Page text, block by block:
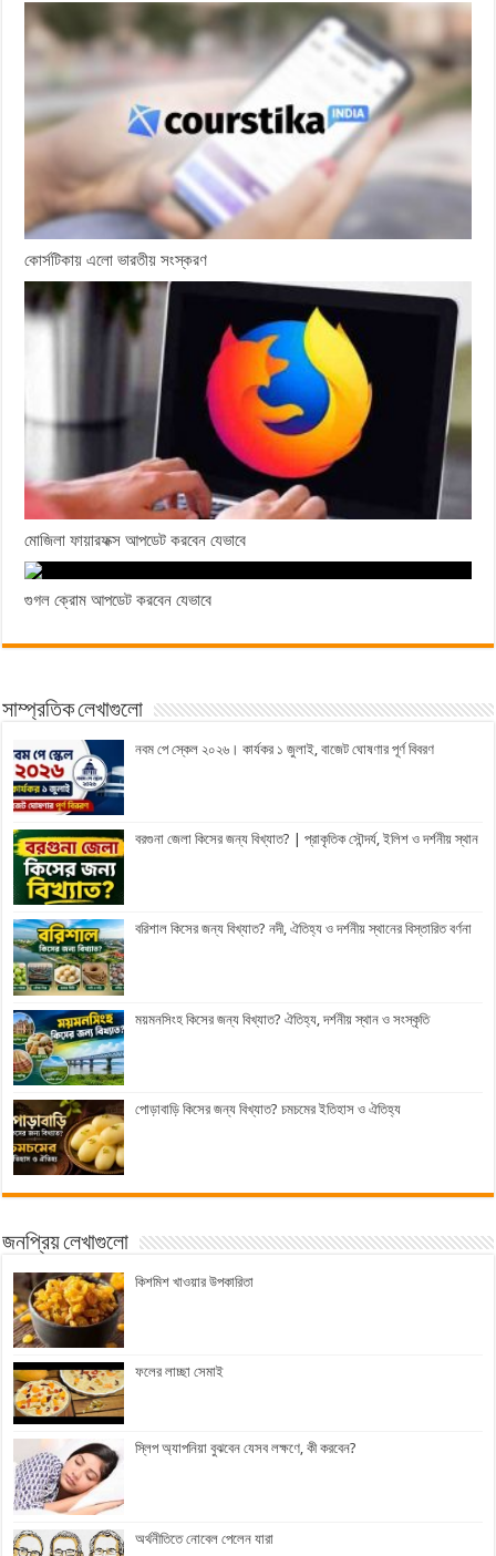
কোর্সটিকায় এলো ভারতীয় সংস্করণ
মোজিলা ফায়ারফক্স আপডেট করবেন যেভাবে
গুগল ক্রোম আপডেট করবেন যেভাবে
সাম্প্রতিক লেখাগুলো
নবম পে স্কেল ২০২৬। কার্যকর ১ জুলাই, বাজেট ঘোষণার পূর্ণ বিবরণ
বরগুনা জেলা কিসের জন্য বিখ্যাত? | প্রাকৃতিক সৌন্দর্য, ইলিশ ও দর্শনীয় স্থান
বরিশাল কিসের জন্য বিখ্যাত? নদী, ঐতিহ্য ও দর্শনীয় স্থানের বিস্তারিত বর্ণনা
ময়মনসিংহ কিসের জন্য বিখ্যাত? ঐতিহ্য, দর্শনীয় স্থান ও সংস্কৃতি
পোড়াবাড়ি কিসের জন্য বিখ্যাত? চমচমের ইতিহাস ও ঐতিহ্য
জনপ্রিয় লেখাগুলো
কিশমিশ খাওয়ার উপকারিতা
ফলের লাচ্ছা সেমাই
স্লিপ অ্যাপনিয়া বুঝবেন যেসব লক্ষণে, কী করবেন?
অর্থনীতিতে নোবেল পেলেন যারা